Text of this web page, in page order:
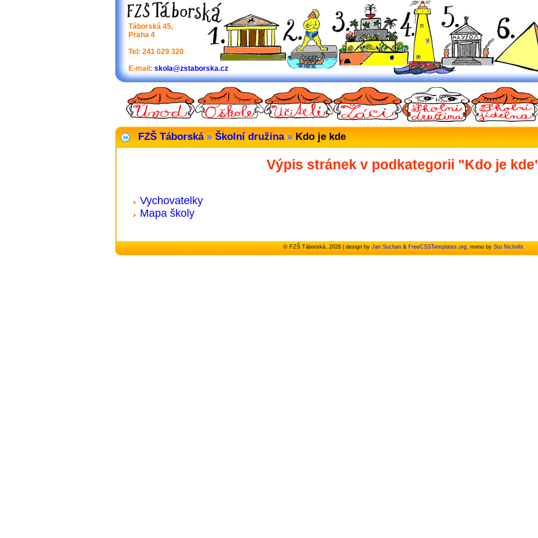
Táborská 45,
Praha 4
Tel: 241 029 320
E-mail: skola@zstaborska.cz
FZŠ Táborská » Školní družina » Kdo je kde
Výpis stránek v podkategorii "Kdo je
Vychovatelky
Mapa školy
© FZŠ Táborská, 2026 | design by Jan Suchan & FreeCSSTemplates.org , menu by Stu Nicholls